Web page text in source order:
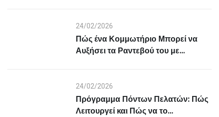
24/02/2026
Πώς ένα Κομμωτήριο Μπορεί να
Αυξήσει τα Ραντεβού του με
24/02/2026
Πρόγραμμα Πόντων Πελατών: Πώς
Λειτουργεί και Πώς να το